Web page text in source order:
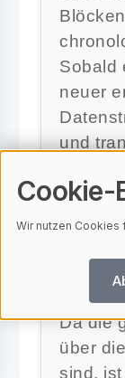
Sobald
neuer
und
Da die
über
sind,
Cookie-
Wir nutzen Cookies